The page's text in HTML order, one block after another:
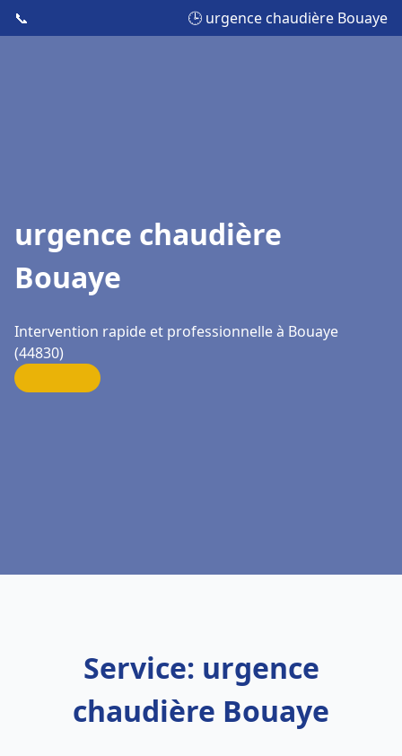
📞 🕒 urgence chaudière Bouaye
urgence chaudière
Bouaye
Intervention rapide et professionnelle à Bouaye
(44830)
Service: urgence
chaudière Bouaye